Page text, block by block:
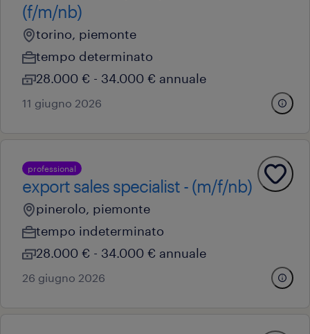
(f/m/nb)
torino, piemonte
tempo determinato
28.000 € - 34.000 € annuale
11 giugno 2026
professional
export sales specialist - (m/f/nb)
pinerolo, piemonte
tempo indeterminato
28.000 € - 34.000 € annuale
26 giugno 2026